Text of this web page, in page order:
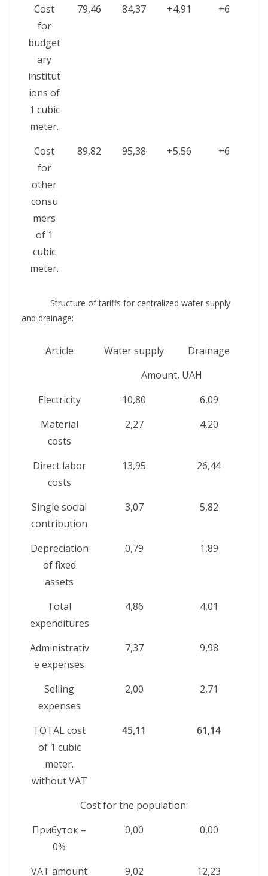
Cost
for
budget
ary
institut
ions of
1 cubic
meter.
79,46 84,37 +4,91 +6
Cost
for
other
consu
mers
of 1
cubic
meter.
89,82 95,38 +5,56 +6
Structure of tariffs for centralized water supply
and drainage:
Article Water supply
Drainage
Amount, UAH
Electricity
10,80
6,09
Material
costs
2,27 4,20
Direct labor
costs
13,95 26,44
Single social
contribution
3,07 5,82
Depreciation
of fixed
assets
0,79 1,89
Total
expenditures
4,86 4,01
Administrativ
e expenses
7,37 9,98
Selling
expenses
2,00 2,71
TOTAL cost
of 1 cubic
meter.
without VAT
45,11 61,14
Cost for the population:
Прибуток –
0%
0,00 0,00
VAT amount 9,02 12,23